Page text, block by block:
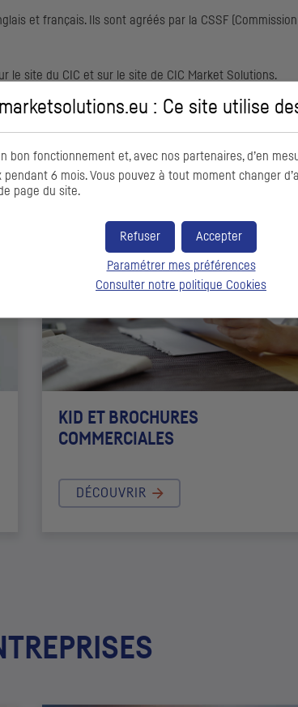
et français. Ils sont agréés par la CSSF
le site du CIC et sur le site de CIC Market Solutions.
?
KID ET BROCHURES
COMMERCIALES
DÉCOUVRIR
: Ce site utilise
bon fonctionnement et, avec nos partenaires, d’en
pendant 6 mois. Vous pouvez à tout moment changer
page du site.
Accepter
Refuser
Paramétrer mes préférences
Consulter notre politique Cookies